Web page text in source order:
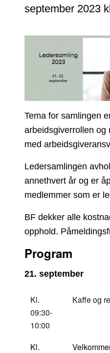
september 2023
Tema for samlingen
arbeidsgiverrollen og
med
Ledersamlingen
annethvert år og er
medlemmer som er
BF dekker alle
opphold.
Program
21. september
Kl.
09:30-
10:00
Kaffe og
Kl.